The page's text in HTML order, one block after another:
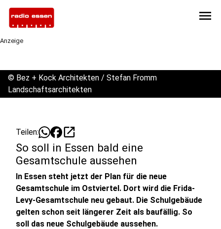
menu
Anzeige
© Bez + Kock Architekten / Stefan Fromm
Landschaftsarchitekten
Teilen: open_in_new
So soll in Essen bald eine
Gesamtschule aussehen
In Essen steht jetzt der Plan für die neue
Gesamtschule im Ostviertel. Dort wird die Frida-
Levy-Gesamtschule neu gebaut. Die Schulgebäude
gelten schon seit längerer Zeit als baufällig. So
soll das neue Schulgebäude aussehen.